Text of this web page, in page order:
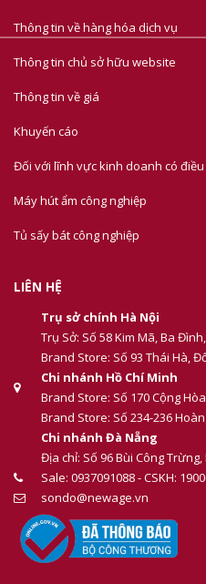
Thông tin về hàng hóa dịch vụ
Thông tin chủ sở hữu website
Thông tin về giá
Khuyến cáo
Đối với lĩnh vực kinh doanh có điều
Máy hút ẩm công nghiệp
Tủ sấy bát công nghiệp
LIÊN HỆ
Trụ sở chính Hà Nội
Trụ Sở: Số 58 Kim Mã, Ba
Brand Store: Số 93 Thái Hà,
Chi nhánh Hồ Chí Minh
Brand Store: Số 170 Cộng
Brand Store: Số 234-236
Chi nhánh Đà Nẵng
Địa chỉ: Số 96 Bùi Công
Sale: 0937091088 - CSKH:
sondo@newage.vn